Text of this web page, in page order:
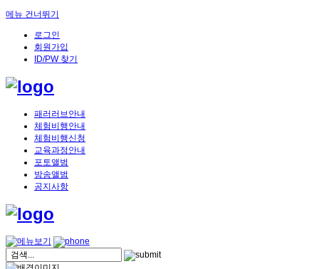
메뉴 건너뛰기
로그인
회원가입
ID/PW 찾기
패러러브안내
체험비행안내
체험비행신청
교육과정안내
포토앨범
방송앨범
공지사항